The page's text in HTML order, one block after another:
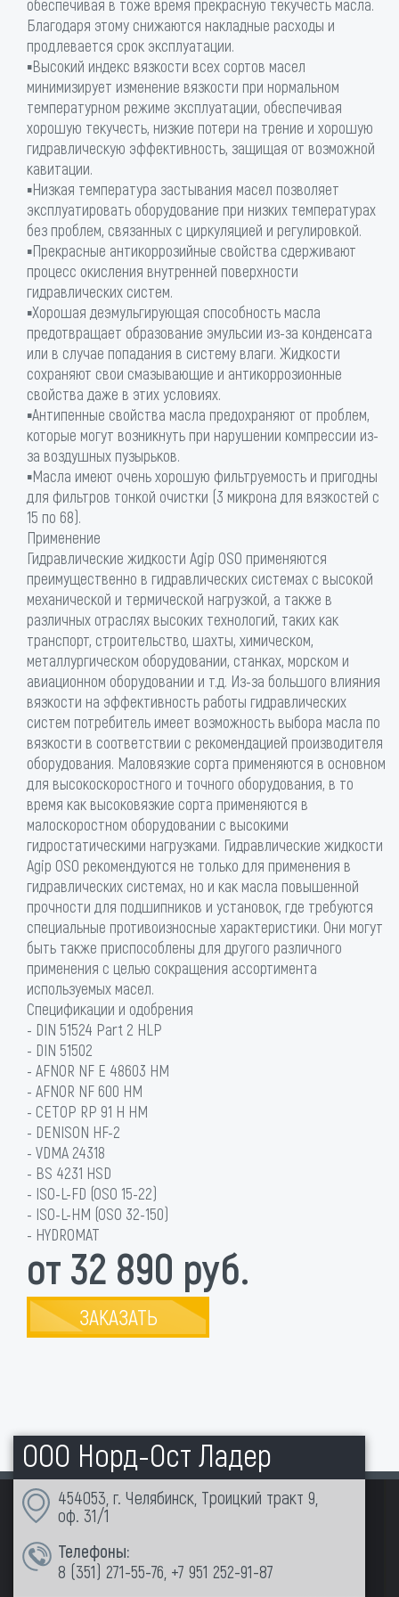
обеспечивая в тоже время прекрасную текучесть масла.
Благодаря этому снижаются накладные расходы и
продлевается срок эксплуатации.
▪Высокий индекс вязкости всех сортов масел
минимизирует изменение вязкости при нормальном
температурном режиме эксплуатации, обеспечивая
хорошую текучесть, низкие потери на трение и хорошую
гидравлическую эффективность, защищая от возможной
кавитации.
▪Низкая температура застывания масел позволяет
эксплуатировать оборудование при низких температурах
без проблем, связанных с циркуляцией и регулировкой.
▪Прекрасные антикоррозийные свойства сдерживают
процесс окисления внутренней поверхности
гидравлических систем.
▪Хорошая деэмульгирующая способность масла
предотвращает образование эмульсии из-за конденсата
или в случае попадания в систему влаги. Жидкости
сохраняют свои смазывающие и антикоррозионные
свойства даже в этих условиях.
▪Антипенные свойства масла предохраняют от проблем,
которые могут возникнуть при нарушении компрессии из-
за воздушных пузырьков.
▪Масла имеют очень хорошую фильтруемость и пригодны
для фильтров тонкой очистки (3 микрона для вязкостей с
15 по 68).
Применение
Гидравлические жидкости Agip OSO применяются
преимущественно в гидравлических системах с высокой
механической и термической нагрузкой, а также в
различных отраслях высоких технологий, таких как
транспорт, строительство, шахты, химическом,
металлургическом оборудовании, станках, морском и
авиационном оборудовании и т.д. Из-за большого влияния
вязкости на эффективность работы гидравлических
систем потребитель имеет возможность выбора масла по
вязкости в соответствии с рекомендацией производителя
оборудования. Маловязкие сорта применяются в основном
для высокоскоростного и точного оборудования, в то
время как высоковязкие сорта применяются в
малоскоростном оборудовании с высокими
гидростатическими нагрузками. Гидравлические жидкости
Agip OSO рекомендуются не только для применения в
гидравлических системах, но и как масла повышенной
прочности для подшипников и установок, где требуются
специальные противоизносные характеристики. Они могут
быть также приспособлены для другого различного
применения с целью сокращения ассортимента
используемых масел.
Спецификации и одобрения
- DIN 51524 Part 2 HLP
- DIN 51502
- AFNOR NF E 48603 HM
- AFNOR NF 600 HM
- CETOP RP 91 H HM
- DENISON HF-2
- VDMA 24318
- BS 4231 HSD
- ISO-L-FD (OSO 15-22)
- ISO-L-HM (OSO 32-150)
- HYDROMAT
от 32 890 руб.
ЗАКАЗАТЬ
ООО Норд-Ост Ладер
454053, г. Челябинск, Троицкий тракт 9,
оф. 31/1
Телефоны:
8 (351) 271-55-76 +7 951 252-91-87